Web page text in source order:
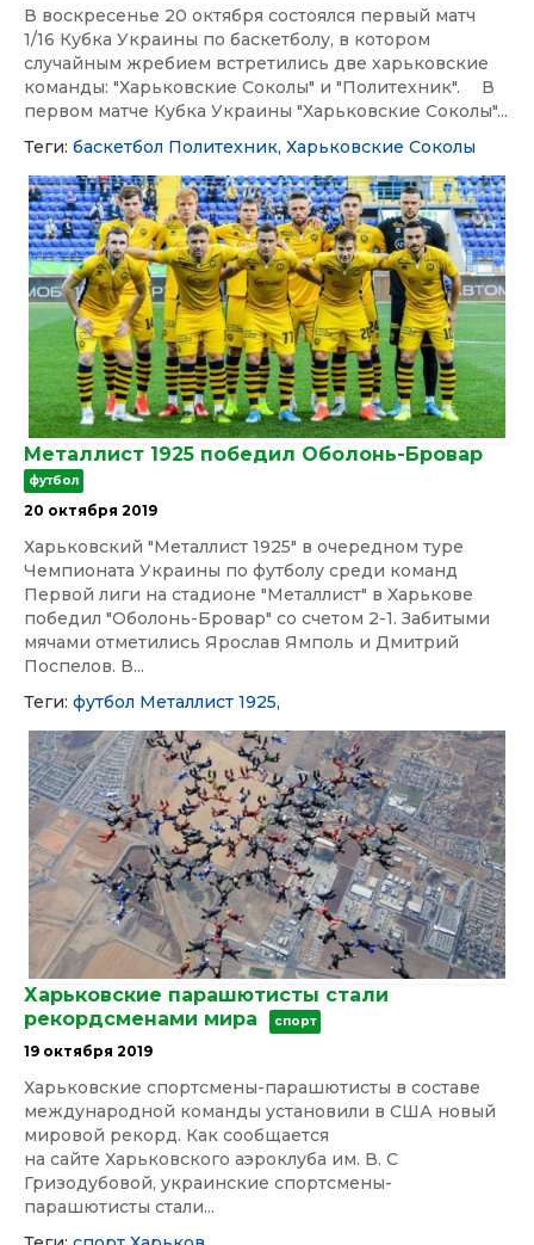
В воскресенье 20 октября состоялся первый матч
1/16 Кубка Украины по баскетболу, в котором
случайным жребием встретились две харьковские
команды: "Харьковские Соколы" и "Политехник". ⠀ В
первом матче Кубка Украины "Харьковские Соколы"...
Теги: баскетбол Политехник, Харьковские Соколы
Металлист 1925 победил Оболонь-Бровар
футбол
20 октября 2019
Харьковский "Металлист 1925" в очередном туре
Чемпионата Украины по футболу среди команд
Первой лиги на стадионе "Металлист" в Харькове
победил "Оболонь-Бровар" со счетом 2-1. Забитыми
мячами отметились Ярослав Ямполь и Дмитрий
Поспелов. В...
Теги: футбол Металлист 1925,
Харьковские парашютисты стали
рекордсменами мира
спорт
19 октября 2019
Харьковские спортсмены-парашютисты в составе
международной команды установили в США новый
мировой рекорд. Как сообщается
на сайте Харьковского аэроклуба им. В. С
Гризодубовой, украинские спортсмены-
парашютисты стали...